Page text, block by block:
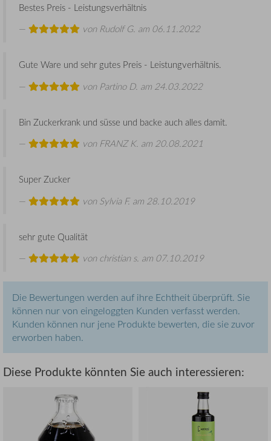
Bestes Preis - Leistungsverhältnis
von Rudolf G. am 06.11.2022
Gute Ware und sehr gutes Preis - Leistungverhältnis.
von Partino D. am 24.03.2022
Bin Zuckerkrank und süsse und backe auch alles damit.
von FRANZ K. am 20.08.2021
Super Zucker
von Sylvia F.am 28.10.2019
sehr gute Qualität
von christian s. am 07.10.2019
Die Bewertungen werden auf ihre Echtheit überprüft. Sie
können nur von eingeloggten Kunden verfasst werden.
Kunden können nur jene Produkte bewerten, die sie zuvor
erworben haben.
Diese Produkte könnten Sie auch interessieren: